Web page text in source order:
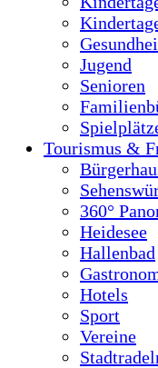
Jugend
Senioren
Tourismus &
360°
Heidesee
Hallenbad
Hotels
Sport
Vereine